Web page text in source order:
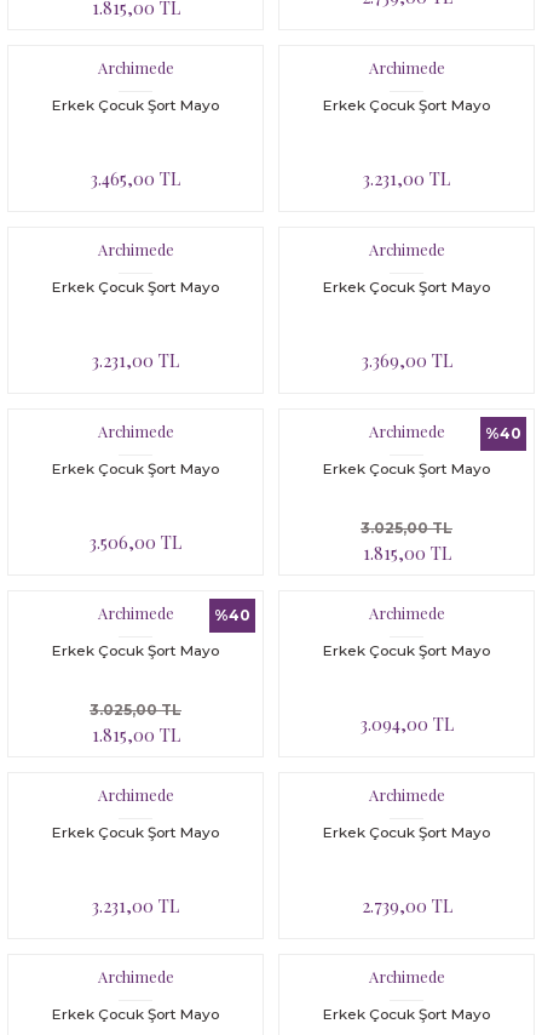
1.815,00 TL
Archimede
Erkek Çocuk Şort Mayo
3.465,00 TL
Archimede
Erkek Çocuk Şort Mayo
3.231,00 TL
Archimede
Erkek Çocuk Şort Mayo
3.231,00 TL
Archimede
Erkek Çocuk Şort Mayo
3.369,00 TL
Archimede
Erkek Çocuk Şort Mayo
3.506,00 TL
%40
Archimede
Erkek Çocuk Şort Mayo
1.815,00 TL
3.025,00 TL
%40
Archimede
Erkek Çocuk Şort Mayo
1.815,00 TL
3.025,00 TL
Archimede
Erkek Çocuk Şort Mayo
3.094,00 TL
Archimede
Erkek Çocuk Şort Mayo
3.231,00 TL
Archimede
Erkek Çocuk Şort Mayo
2.739,00 TL
Archimede
Erkek Çocuk Şort Mayo
Archimede
Erkek Çocuk Şort Mayo